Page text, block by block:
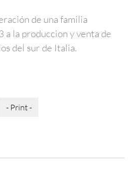
de una familia
a la produccion y venta de
del sur de Italia.
- Print -